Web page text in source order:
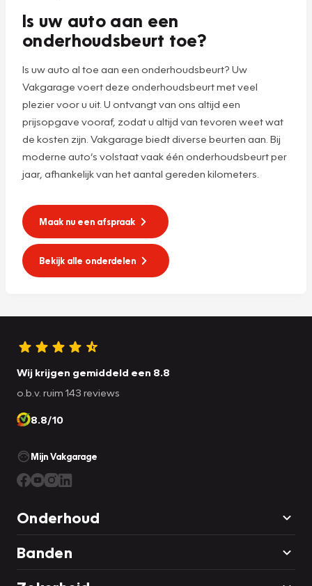
Is uw auto aan een
onderhoudsbeurt toe?
Is uw auto al toe aan een onderhoudsbeurt? Uw
Vakgarage voert deze onderhoudsbeurt met veel
plezier voor u uit. U ontvangt van ons altijd een
prijsopgave vooraf, zodat u altijd van tevoren weet wat
de kosten zijn. Vakgarage biedt diverse beurten aan. Bij
moderne auto’s volstaat vaak één onderhoudsbeurt per
jaar, afhankelijk van het aantal gereden kilometers.
Maak nu een afspraak
Bekijk alle onderdelen
Wij krijgen gemiddeld een 8.8
o.b.v. ruim 143 reviews
8.8/10
Mijn Vakgarage
Onderhoud
Banden